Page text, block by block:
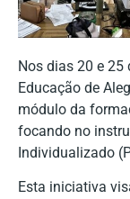
Nos dias 20 e 25
Educação de
módulo da
focando no
Individualizado
Esta iniciativa